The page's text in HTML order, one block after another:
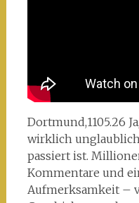
Dortmund,1105.26
wirklich
passiert ist.
Kommentare und
Aufmerksamkeit –